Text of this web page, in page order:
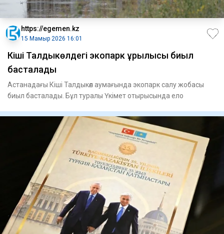
https://egemen.kz
15 Мамыр 2026 16:01
Кіші Талдыкөлдегі экопарк құрылысы биыл
басталады
Астанадағы Кіші Талдыкөл аумағында экопарк салу жобасы
биыл басталады. Бұл туралы Үкімет отырысында ело